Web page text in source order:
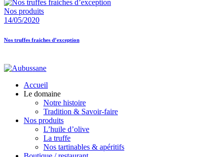
Nos produits
14/05/2020
Nos truffes fraiches d’exception
Accueil
Le domaine
Notre histoire
Tradition & Savoir-faire
Nos produits
L’huile d’olive
La truffe
Nos tartinables & apéritifs